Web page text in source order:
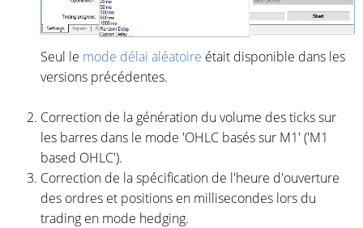
Seul le mode délai aléatoire était disponible dans les
versions précédentes.
Correction de la génération du volume des ticks sur
les barres dans le mode 'OHLC basés sur M1' ('M1
based OHLC').
Correction de la spécification de l'heure d'ouverture
des ordres et positions en millisecondes lors du
trading en mode hedging.